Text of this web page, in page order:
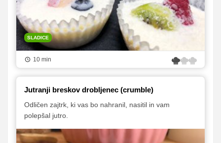
SLADICE
10 min
Jutranji breskov drobljenec (crumble)
Odličen zajtrk, ki vas bo nahranil, nasitil in vam
polepšal jutro.